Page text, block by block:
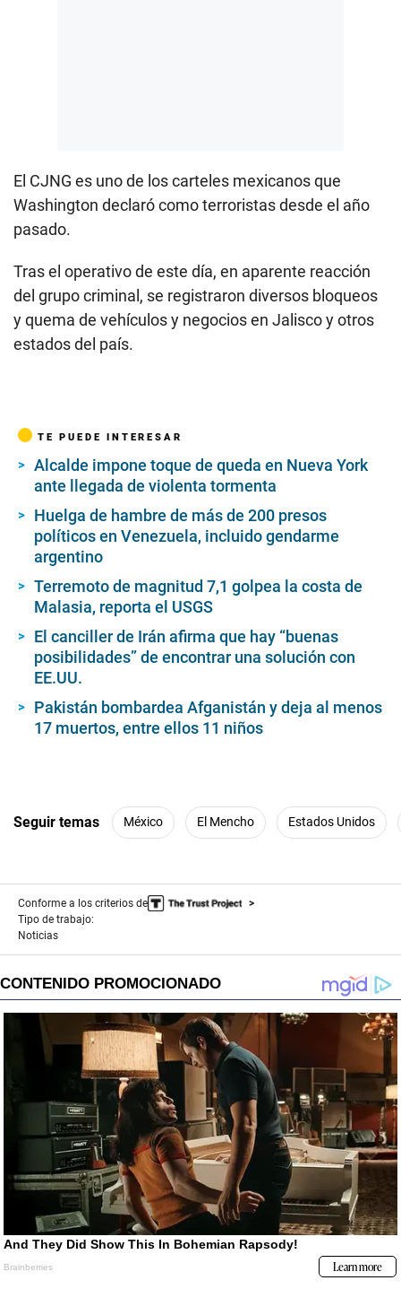
El CJNG es uno de los carteles mexicanos que
Washington declaró como terroristas desde el año
pasado.
Tras el operativo de este día, en aparente reacción
del grupo criminal, se registraron diversos bloqueos
y quema de vehículos y negocios en Jalisco y otros
estados del país.
TE PUEDE INTERESAR
Alcalde impone toque de queda en Nueva York
ante llegada de violenta tormenta
Huelga de hambre de más de 200 presos
políticos en Venezuela, incluido gendarme
argentino
Terremoto de magnitud 7,1 golpea la costa de
Malasia, reporta el USGS
El canciller de Irán afirma que hay “buenas
posibilidades” de encontrar una solución con
EE.UU.
Pakistán bombardea Afganistán y deja al menos
17 muertos, entre ellos 11 niños
Seguir temas México El Mencho Estados Unidos
Conforme a los criterios de
Tipo de trabajo:
Noticias